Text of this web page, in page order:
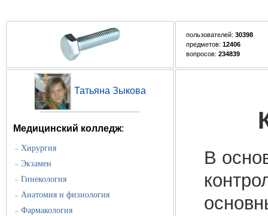
пользователей: 30398
предметов: 12406
вопросов: 234839
Татьяна Зыкова
Медицинский колледж:
» Хирургия
» Экзамен
» Гинекология
» Анатомия и физиология
» Фармакология
В